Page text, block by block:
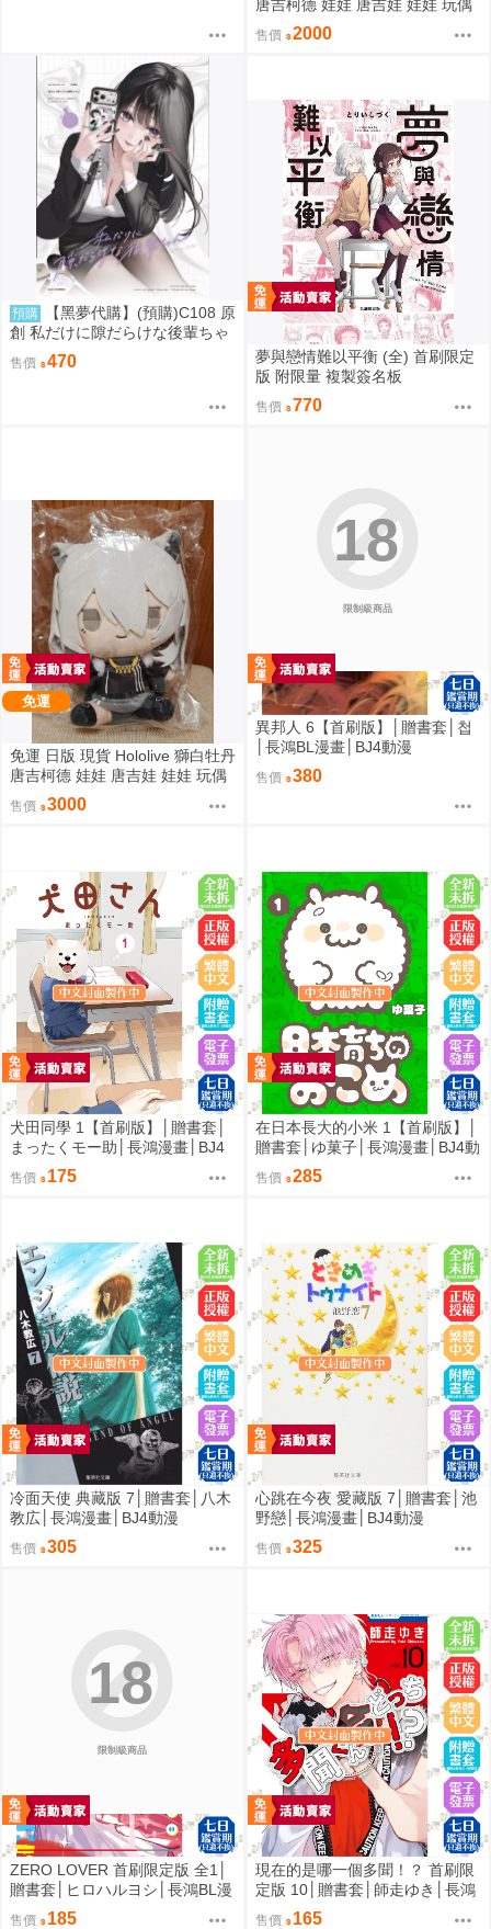
唐吉柯德 娃娃 唐吉娃 娃娃 玩偶
ドン・キホーテ もちどる 赤井は
あと
售價 2000
預購
【黑夢代購】(預購)C108 原
創 私だけに隙だらけな後輩ちゃ
ん 社團名:saeu 繪師:saeu
售價 470
夢與戀情難以平衡 (全) 首刷限定
版 附限量 複製簽名板
售價 770
免運
免運 日版 現貨 Hololive 獅白牡丹
唐吉柯德 娃娃 唐吉娃 娃娃 玩偶
ドン・キホーテ もちどる 獅白ぼ
たん
售價 3000
限制級商品
18
異邦人 6【首刷版】│贈書套│첩
│長鴻BL漫畫│BJ4動漫
售價 380
犬田同學 1【首刷版】│贈書套│
まったくモー助│長鴻漫畫│BJ4
售價 175
在日本長大的小米 1【首刷版】│
贈書套│ゆ菓子│長鴻漫畫│BJ4動
售價 285
冷面天使 典藏版 7│贈書套│八木
教広│長鴻漫畫│BJ4動漫
售價 305
心跳在今夜 愛藏版 7│贈書套│池
野戀│長鴻漫畫│BJ4動漫
售價 325
限制級商品
18
ZERO LOVER 首刷限定版 全1│
贈書套│ヒロハルヨシ│長鴻BL漫
畫│BJ4動漫
售價 185
現在的是哪一個多聞！？ 首刷限
定版 10│贈書套│師走ゆき│長鴻
漫畫│BJ4動漫
售價 165